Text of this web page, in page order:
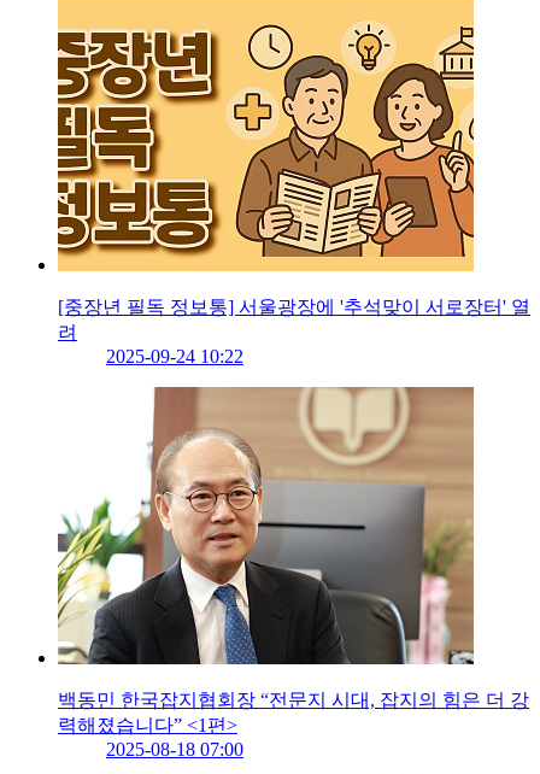
[중장년 필독 정보통] 서울광장에 '추석맞이 서로장터' 열
려
2025-09-24 10:22
백동민 한국잡지협회장 “전문지 시대, 잡지의 힘은 더 강
력해졌습니다” <1편>
2025-08-18 07:00